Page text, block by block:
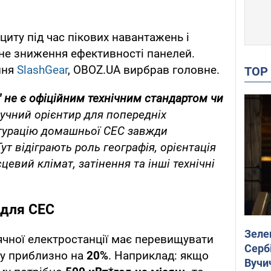
під час пікових навантажень і
зниження ефективності панелей.
SlashGear, OBOZ.UA вирбрав головне.
не є офіційним технічним стандартом чи
орієнтир для попередніх
домашньої СЕС завжди
відіграють роль географія, орієнтація
клімат, затінення та інші технічні
СЕС
електростанції має перевищувати
приблизно на 20%. Наприклад: якщо